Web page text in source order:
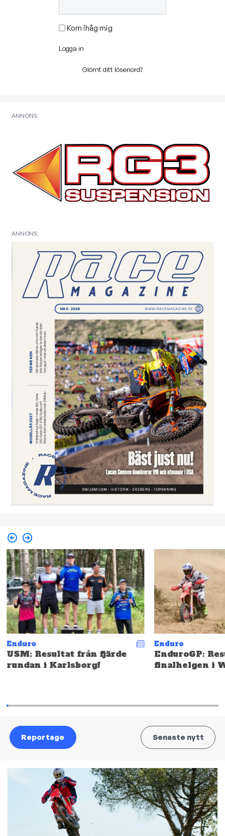
Kom ihåg mig
Logga in
Glömt ditt lösenord?
ANNONS:
ANNONS:
Enduro
USM: Resultat från fjärde
rundan i Karlsborg!
Enduro
EnduroGP:
finalhelgen i
Reportage Senaste nytt